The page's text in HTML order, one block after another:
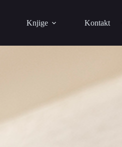
Knjige Kontakt